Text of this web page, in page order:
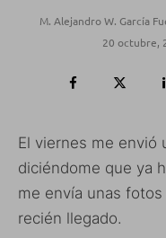
M. Alejandro W. García
20 octubre,
El viernes me envió
diciéndome que ya
me envía unas
recién llegado.